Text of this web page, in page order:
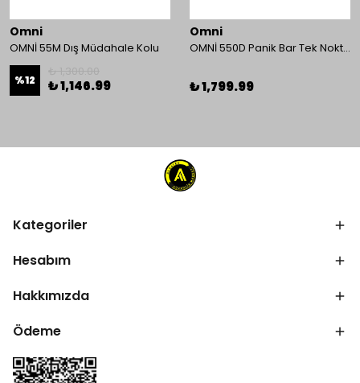
Omni
OMNİ 55M Dış Müdahale Kolu
%12 ₺ 1,146.99
Omni
OMNİ 550D Panik Bar Tek Nokta Yüzey Tip
₺ 1,799.99
Kategoriler
Hesabım
Hakkımızda
Ödeme